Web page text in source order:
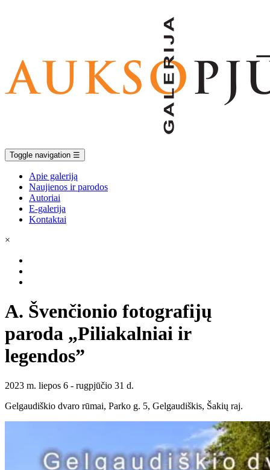
Toggle navigation ☰
Apie galeriją
Naujienos ir parodos
Autoriai
E-galerija
Kontaktai
×
A. Švenčionio fotografijų
paroda „Piliakalniai ir
legendos”
2023 m. liepos 6 - rugpjūčio 31 d.
Gelgaudiškio dvaro rūmai, Parko g. 5, Gelgaudiškis, Šakių raj.